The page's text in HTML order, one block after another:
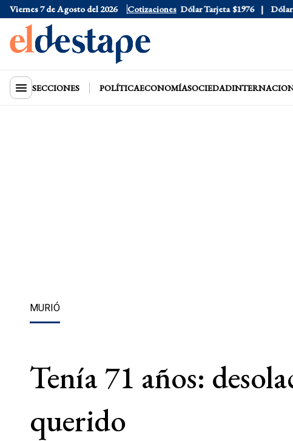
Viernes 7 de Agosto del 2026 Cotizaciones
Dólar Oficial $1520 Dólar Tarjeta $1976 Dólar
SECCIONES POLÍTICAECONOMÍASOCIEDAD
MURIÓ
Tenía 71 años:
querido